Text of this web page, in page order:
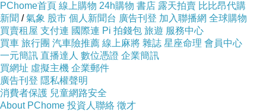
PChome首頁 線上購物 24h購物 書店 露天拍賣 比比昂代購
新聞 /氣象 股市 個人新聞台 廣告刊登 加入聯播網 全球購物
買賣租屋 支付連 國際連 Pi 拍錢包 旅遊 服務中心
買車 旅行團 汽車險推薦 線上麻將 雜誌 星座命理 會員中心
一元簡訊 直播達人 數位憑證 企業簡訊
買網址 虛擬主機 企業郵件
廣告刊登 隱私權聲明
消費者保護 兒童網路安全
About PChome 投資人聯絡 徵才